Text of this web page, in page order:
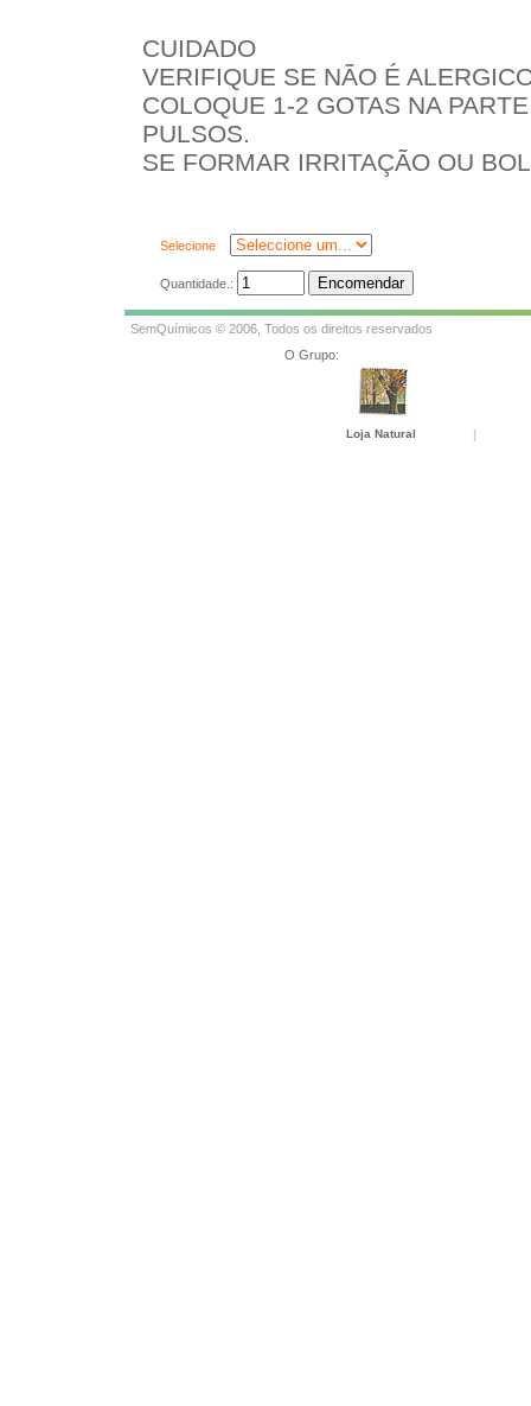
CUIDADO
VERIFIQUE SE NÃO É
COLOQUE 1-2 GOTAS NA
PULSOS.
SE FORMAR IRRITAÇÃO OU
Selecione
Quantidade.:
SemQuímicos © 2006, Todos os direitos reservados
O Grupo:
Loja Natural |